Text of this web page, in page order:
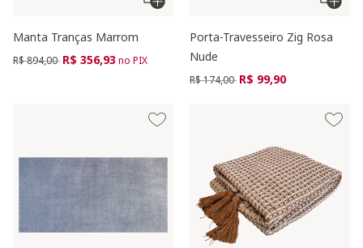
Manta Tranças Marrom
Preço reduzido de
R$ 894,00 para
R$ 356,93no PIX
Porta-Travesseiro Zig Rosa
Nude
Preço reduzido de
R$ 174,00 para
R$ 99,90